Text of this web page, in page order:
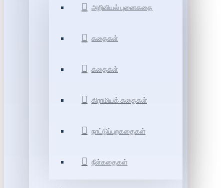
அறிவியல் புனைகதை
கதைகள்
கதைகள்
கிராமியக் கதைகள்
நாட்டுப்புறகதைகள்
நீள்கதைகள்